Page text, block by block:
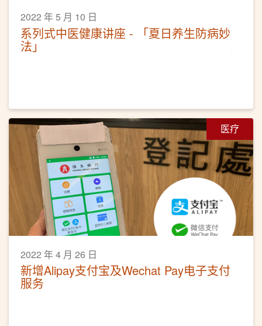
2022 年 5 月 10 日
系列式中医健康讲座 - 「夏日养生防病妙
法」
医疗
2022 年 4 月 26 日
新增Alipay支付宝及Wechat Pay电子支付
服务